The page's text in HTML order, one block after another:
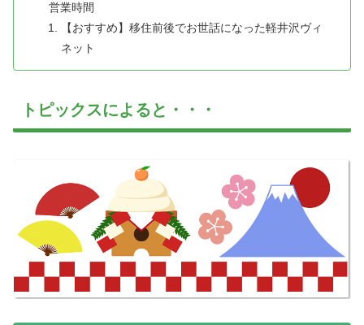
営業時間
【おすすめ】移住前後でお世話になった軽井沢ヴィ
ネット
トピックスによると・・・